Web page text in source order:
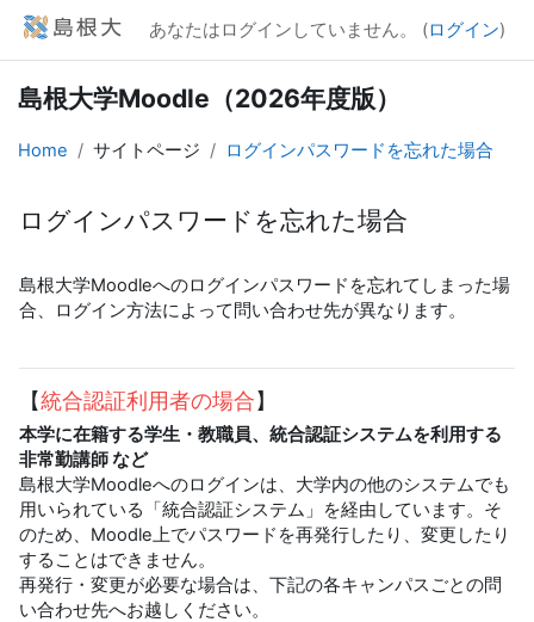
メインコンテンツへスキップする
あなたはログインしていません。 (ログイン)
島根大学Moodle（2026年度版）
Home サイトページ ログインパスワードを忘れた場合
ログインパスワードを忘れた場合
島根大学Moodleへのログインパスワードを忘れてしまった場
合、ログイン方法によって問い合わせ先が異なります。
【統合認証利用者の場合】
本学に在籍する学生・教職員、統合認証システムを利用する
非常勤講師 など
島根大学Moodleへのログインは、大学内の他のシステムでも
用いられている「統合認証システム」を経由しています。そ
のため、Moodle上でパスワードを再発行したり、変更したり
することはできません。
再発行・変更が必要な場合は、下記の各キャンパスごとの問
い合わせ先へお越しください。